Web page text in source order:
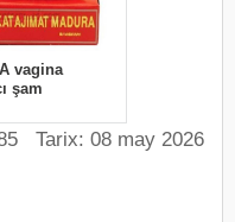
Tarix: 08 may 2026